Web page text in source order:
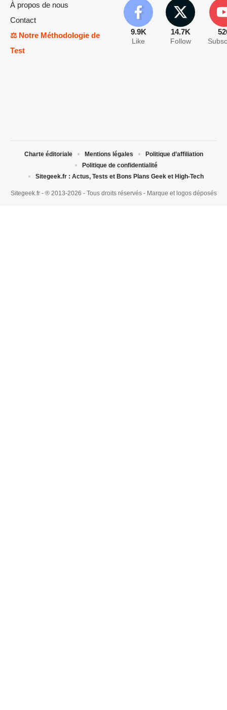
À propos de nous
Contact
⚖️ Notre Méthodologie de
Test
9.9K
Like
14.7K
Follow
Sitegeek.fr - ® 2013-2026 - Tous droits réservés - Marque et logos déposés
Charte éditoriale Mentions légales
Politique d’affiliation
Politique de confidentialité
Sitegeek.fr : Actus, Tests et Bons Plans Geek et High-Tech